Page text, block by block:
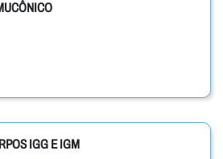
IGG E IGM